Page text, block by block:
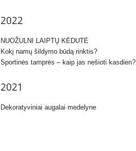
2022
NUOŽULNI LAIPTŲ KĖDUTĖ
Kokį namų šildymo būdą rinktis?
Sportinės tamprės – kaip jas nešioti kasdien?
2021
Dekoratyviniai augalai medelyne